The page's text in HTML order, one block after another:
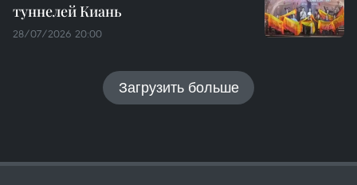
туннелей Киань
28/07/2026 20:00
Загрузить больше